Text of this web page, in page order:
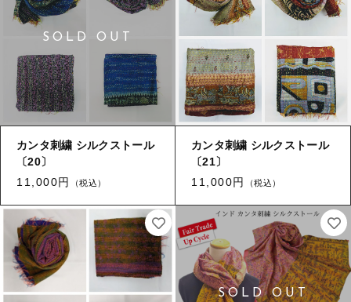
カンタ刺繍 シルクストール
〔20〕
11,000円
（税込）
カンタ刺繍 シルクストール
〔21〕
11,000円
（税込）